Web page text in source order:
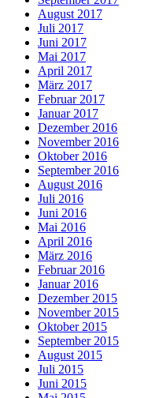
August 2017
Juli 2017
Juni 2017
Mai 2017
April 2017
März 2017
Februar 2017
Januar 2017
Dezember 2016
November 2016
Oktober 2016
September 2016
August 2016
Juli 2016
Juni 2016
Mai 2016
April 2016
März 2016
Februar 2016
Januar 2016
Dezember 2015
November 2015
Oktober 2015
September 2015
August 2015
Juli 2015
Juni 2015